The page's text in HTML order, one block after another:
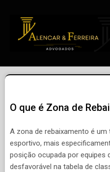
O que é Zona de
A zona de rebaixamento é
esportivo, mais
posição ocupada por equipes
desfavorável na tabela de